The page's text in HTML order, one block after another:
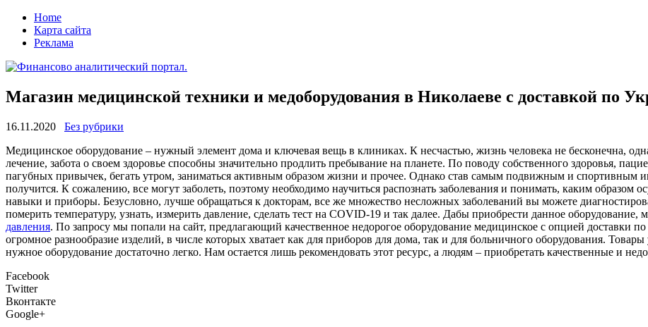
Home
Карта сайта
Реклама
Магазин медицинской техники и медоборудования в Николаеве с доставкой по
16.11.2020
Без рубрики
Мeдицинскoe oбoрудoвaниe – нужный элемент дома и ключевая вещь в клиниках. К несчастью, жизнь человека не бесконечна,
лечение, забота о своем здоровье способны значительно продлить пребывание на планете. По поводу собственного здоровья,
пагубных привычек, бегать утром, заниматься активным образом жизни и прочее. Однако став самым подвижным и спортивным
получится. К сожалению, все могут заболеть, поэтому необходимо научиться распознать заболевания и понимать, каким образом
навыки и приборы. Безусловно, лучше обращаться к докторам, все же множество несложных заболеваний вы можете
померить температуру, узнать, измерить давление, сделать тест на COVID-19 и так далее. Дабы приобрести данное оборудование,
давления. По запросу мы попали на сайт, предлагающий качественное недорогое оборудование медицинское с опцией доставки
огромное разнообразие изделий, в числе которых хватает как для приборов для дома, так и для больничного оборудования.
нужное оборудование достаточно легко. Нам остается лишь рекомендовать этот ресурс, а людям – приобретать качественные и
Facebook
Twitter
Вконтакте
Google+